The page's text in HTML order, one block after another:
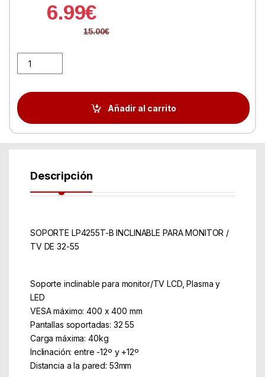
6.99€
15.00€
Añadir al carrito
Descripción
SOPORTE LP4255T-B INCLINABLE PARA MONITOR /
TV DE 32-55
Soporte inclinable para monitor/TV LCD, Plasma y
LED
VESA máximo: 400 x 400 mm
Pantallas soportadas: 32 55
Carga máxima: 40kg
Inclinación: entre -12º y +12º
Distancia a la pared: 53mm